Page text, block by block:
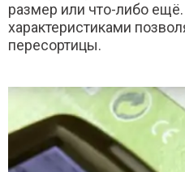
размер или что-либо ещё.
характеристиками
пересортицы.